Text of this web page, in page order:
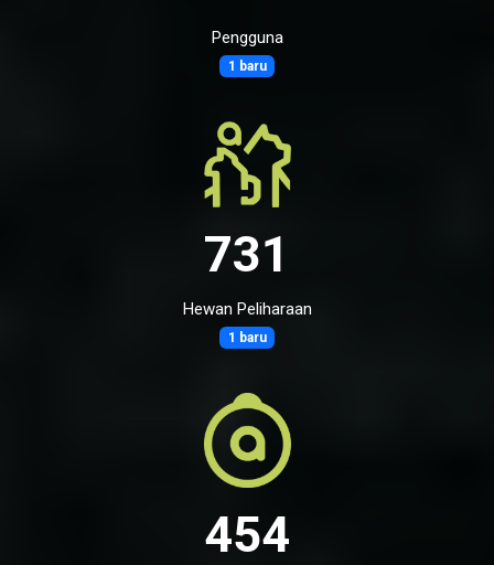
Pengguna
1 baru
731
Hewan Peliharaan
1 baru
454